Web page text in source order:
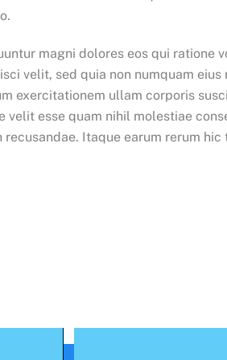
magni dolores eos qui ratione
velit, sed quia non numquam
exercitationem ullam corporis
esse quam nihil molestiae
Itaque earum rerum hic